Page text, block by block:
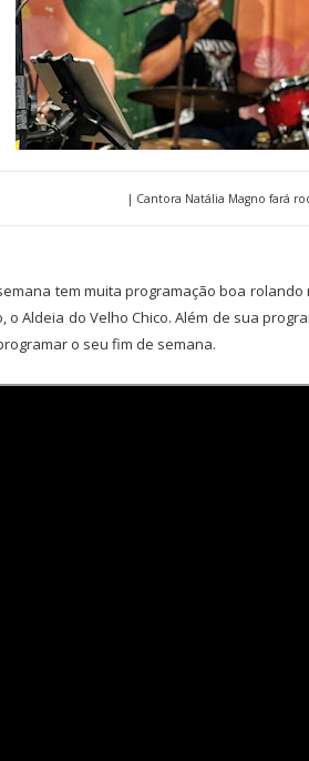
| Cantora Natália Magno fará
tem muita programação boa
o Aldeia do Velho Chico. Além de sua
o seu fim de semana.